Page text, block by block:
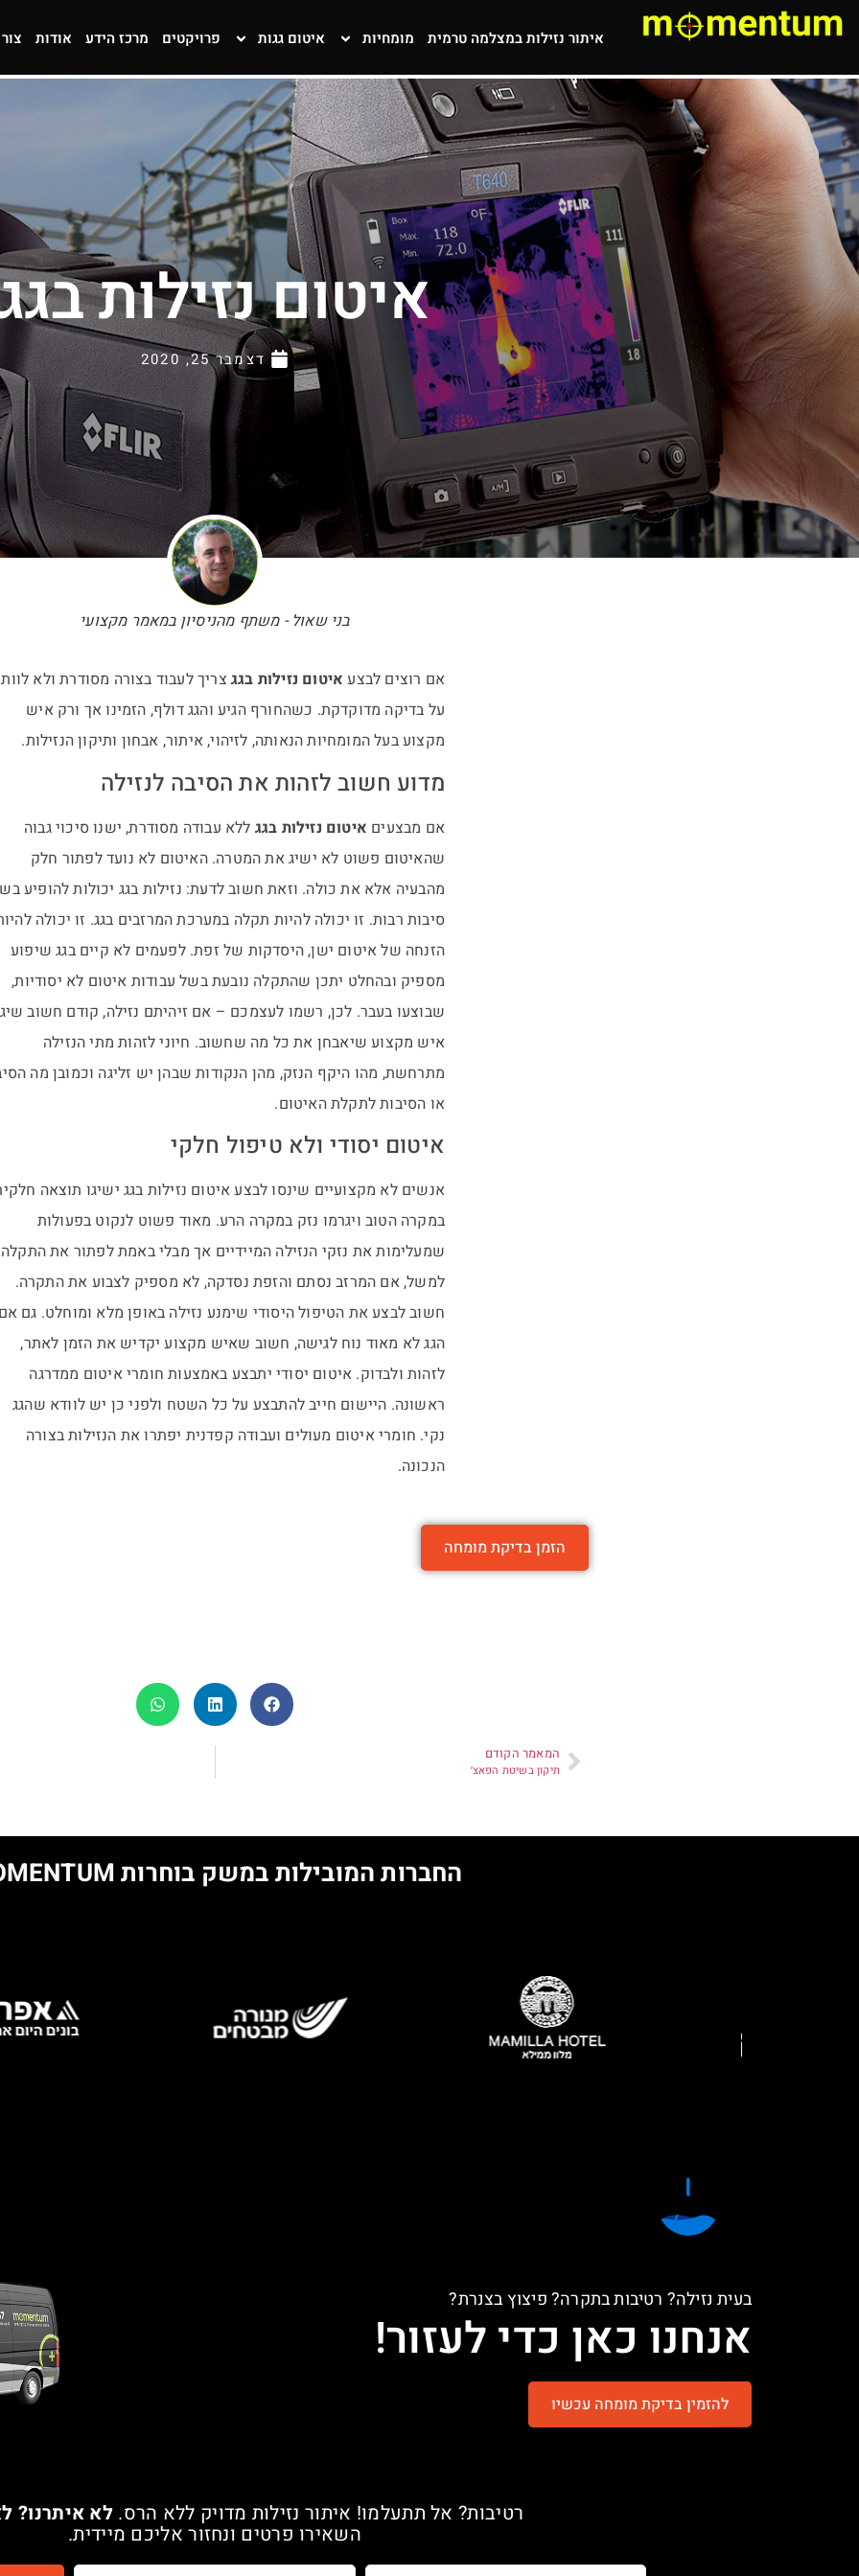
איתור נזילות במצלמה טרמית מומחיות איטום גגות פרויקטים מרכז הידע אודות
איטום נזילות בגג
דצמבר 25, 2020
בני שאול - משתף מהניסיון במאמר מקצועי
אם רוצים לבצע איטום נזילות בגג צריך לעבוד בצורה מסודרת ולא
על בדיקה מדוקדקת. כשהחורף הגיע והגג דולף, הזמינו אך ורק איש
מקצוע בעל המומחיות הנאותה, לזיהוי, איתור, אבחון ותיקון הנזילות.
מדוע חשוב לזהות את הסיבה לנזילה
אם מבצעים איטום נזילות בגג ללא עבודה מסודרת, ישנו סיכוי גבוה
שהאיטום פשוט לא ישיג את המטרה. האיטום לא נועד לפתור חלק
מהבעיה אלא את כולה. וזאת חשוב לדעת: נזילות בגג יכולות להופיע
סיבות רבות. זו יכולה להיות תקלה במערכת המרזבים בגג. זו יכולה
הזנחה של איטום ישן, היסדקות של זפת. לפעמים לא קיים בגג שיפוע
מספיק ובהחלט יתכן שהתקלה נובעת בשל עבודות איטום לא יסודיות,
שבוצעו בעבר. לכן, רשמו לעצמכם – אם זיהיתם נזילה, קודם חשוב
איש מקצוע שיאבחן את כל מה שחשוב. חיוני לזהות מתי הנזילה
מתרחשת, מהו היקף הנזק, מהן הנקודות שבהן יש זליגה וכמובן מה
או הסיבות לתקלת האיטום.
איטום יסודי ולא טיפול חלקי
אנשים לא מקצועיים שינסו לבצע איטום נזילות בגג ישיגו תוצאה
במקרה הטוב ויגרמו נזק במקרה הרע. מאוד פשוט לנקוט בפעולות
שמעלימות את נזקי הנזילה המיידיים אך מבלי באמת לפתור את
למשל, אם המרזב נסתם והזפת נסדקה, לא מספיק לצבוע את התקרה.
חשוב לבצע את הטיפול היסודי שימנע נזילה באופן מלא ומוחלט. גם אם
הגג לא מאוד נוח לגישה, חשוב שאיש מקצוע יקדיש את הזמן לאתר,
לזהות ולבדוק. איטום יסודי יתבצע באמצעות חומרי איטום ממדרגה
ראשונה. היישום חייב להתבצע על כל השטח ולפני כן יש לוודא שהגג
נקי. חומרי איטום מעולים ועבודה קפדנית יפתרו את הנזילות בצורה
הנכונה.
הזמן בדיקת מומחה
המאמר הקודם
תיקון בשיטת הפאצ׳
החברות המובילות במשק בוחרות MOMENTUM
בעית נזילה? רטיבות בתקרה? פיצוץ בצנרת?
אנחנו כאן כדי לעזור!
להזמין בדיקת מומחה עכשיו
רטיבות? אל תתעלמו! איתור נזילות מדויק ללא הרס. לא איתרנו?
השאירו פרטים ונחזור אליכם מיידית.